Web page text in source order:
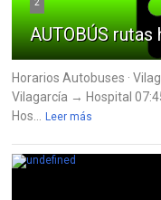
2
AUTOBÚS
Horarios Autobuses ·
Vilagarcía → Hospital
Hos...
Leer más